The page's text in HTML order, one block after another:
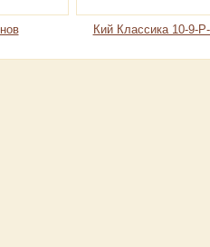
Кий Классикa 10-9-